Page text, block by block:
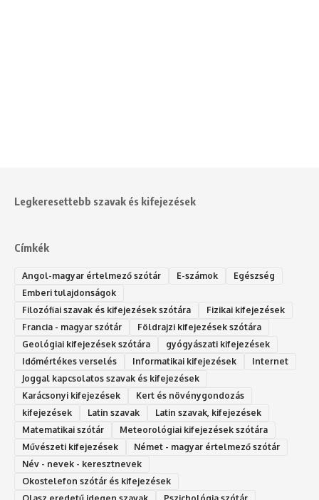
Legkeresettebb szavak és kifejezések
Címkék
Angol-magyar értelmező szótár E-számok
Egészség
Emberi tulajdonságok
Filozófiai szavak és kifejezések szótára
Fizikai kifejezések
Francia - magyar szótár
Földrajzi kifejezések szótára
Geológiai kifejezések szótára
gyógyászati kifejezések
Időmértékes verselés
Informatikai kifejezések
Internet
Joggal kapcsolatos szavak és kifejezések
Karácsonyi kifejezések
Kert és növénygondozás
kifejezések
Latin szavak
Latin szavak, kifejezések
Matematikai szótár
Meteorológiai kifejezések szótára
Művészeti kifejezések
Német - magyar értelmező szótár
Név - nevek - keresztnevek
Okostelefon szótár és kifejezések